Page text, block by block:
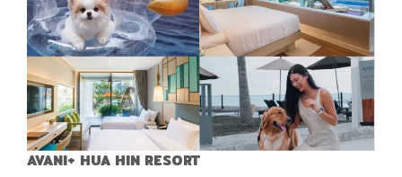
AVANI+ HUA HIN RESORT